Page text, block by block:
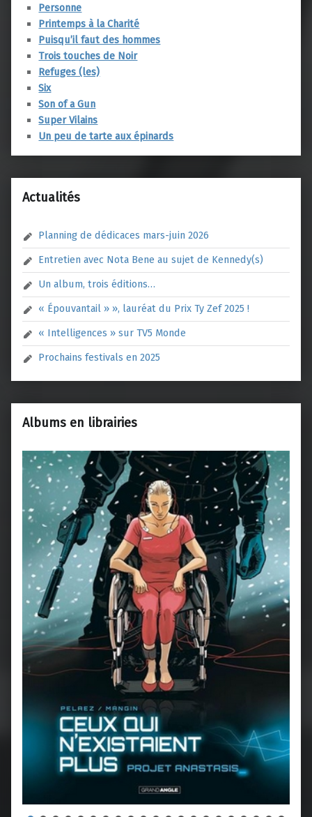
Personne
Printemps à la Charité
Puisqu’il faut des hommes
Trois touches de Noir
Refuges (les)
Six
Son of a Gun
Super Vilains
Un peu de tarte aux épinards
Actualités
Planning de dédicaces mars-juin 2026
Entretien avec Nota Bene au sujet de Kennedy(s)
Un album, trois éditions…
« Épouvantail » », lauréat du Prix Ty Zef 2025 !
« Intelligences » sur TV5 Monde
Prochains festivals en 2025
Albums en librairies